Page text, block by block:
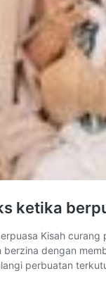
ketika
Kisah
berzina dengan
perbuatan